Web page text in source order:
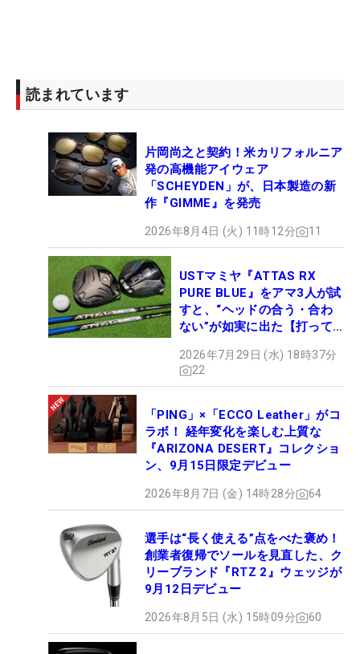
読まれています
片岡尚之と契約！米カリフォルニア
発の高機能アイウェア
「SCHEYDEN」が、日本製造の新
作『GIMME』を発売
2026年8月4日 (火) 11時12分 11
USTマミヤ『ATTAS RX
PURE BLUE』をアマ3人が試
すと、“ヘッドの合う・合わ
ない”が如実に出た【打って
2026年7月29日 (水) 18時37分
22
「PING」×「ECCO Leather」がコ
ラボ！ 経年変化を楽しむ上質な
『ARIZONA DESERT』コレクショ
ン、9月15日限定デビュー
2026年8月7日 (金) 14時28分 64
選手は“長く使える”点をべた褒め！
創業者復帰でソールを見直した、ク
リーブランド『RTZ 2』ウェッジが
9月12日デビュー
2026年8月5日 (水) 15時09分 60